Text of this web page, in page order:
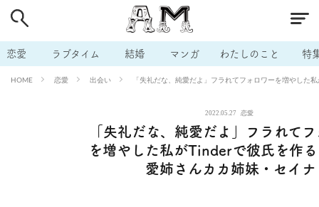
恋愛 ラブタイム 結婚 マンガ わたしのこと 特
HOME 恋愛 出会い 「失礼だな、純愛だよ」フラれてフォロワーを増やした
2022.05.27 恋愛
「失礼だな、純愛だよ」フラれて
を増やした私がTinderで彼氏を作
愛姉さんカカ姉妹・セイナ
# 男の本音 # セフレ # 不倫
# 出会う方法 # マッチングアプリ # ラブグッズ # 体の相